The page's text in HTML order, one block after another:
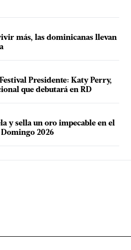
más, las dominicanas llevan
Presidente: Katy Perry,
que debutará en RD
y sella un oro impecable en el
2026